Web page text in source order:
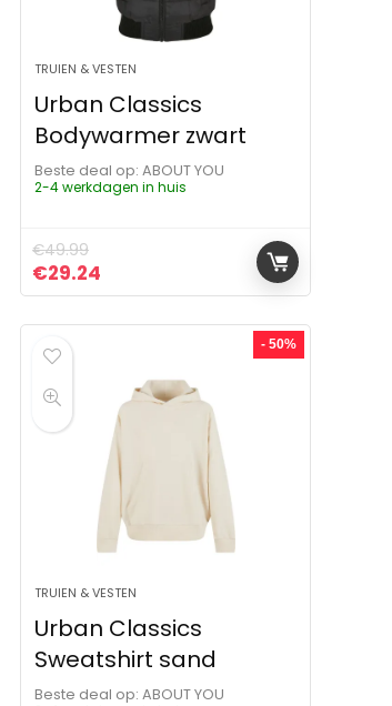
TRUIEN & VESTEN
Urban Classics
Bodywarmer zwart
Beste deal op:
ABOUT YOU
2-4 werkdagen in huis
€49.99
Oorspronkelijke prijs was: €49.99.
€29.24 Huidige prijs is: €29.24.
- 50%
TRUIEN & VESTEN
Urban Classics
Sweatshirt sand
Beste deal op:
ABOUT YOU